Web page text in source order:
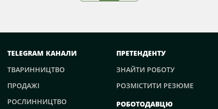
TELEGRAM КАНАЛИ
ТВАРИННИЦТВО
ПРОДАЖІ
РОСЛИННИЦТВО
ПРЕТЕНДЕНТУ
ЗНАЙТИ РОБОТУ
РОЗМІСТИТИ РЕЗЮМЕ
РОБОТОДАВЦЮ